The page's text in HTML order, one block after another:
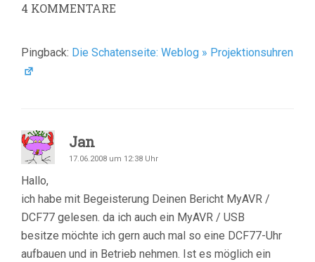
4 KOMMENTARE
Pingback: Die Schatenseite: Weblog » Projektionsuhren
Jan
17.06.2008 um 12:38 Uhr
Hallo,
ich habe mit Begeisterung Deinen Bericht MyAVR /
DCF77 gelesen. da ich auch ein MyAVR / USB
besitze möchte ich gern auch mal so eine DCF77-Uhr
aufbauen und in Betrieb nehmen. Ist es möglich ein